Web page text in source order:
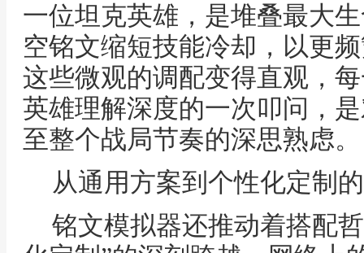
一位坦克英雄，是堆叠最大
空铭文缩短技能冷却，以更
这些微观的调配变得直观，
英雄理解深度的一次叩问，
至整个战局节奏的深思熟虑。
从通用方案到个性化定制
铭文模拟器还推动着搭配